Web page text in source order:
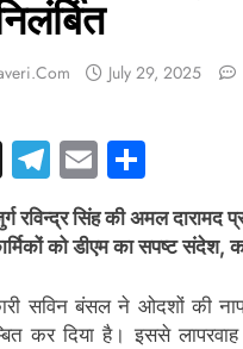
July 29, 2025
X Telegram
Email
रविन्द्र सिंह की अमल दारामद
को डीएम का सपष्ट संदेश,
सविन बंसल ने ओदशों की
कर दिया है। इससे